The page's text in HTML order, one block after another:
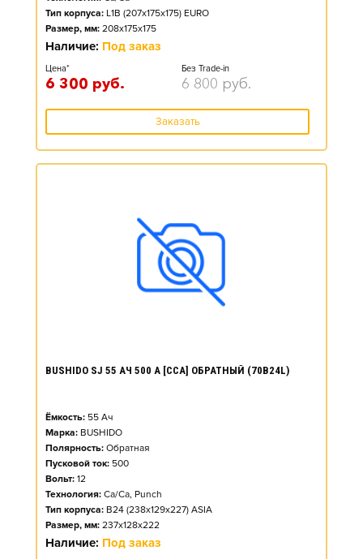
Тип корпуса: L1B (207x175x175) EURO
Размер, мм: 208x175x175
Наличие: Под заказ
Цена*
6 300 руб.
Без Trade-in
6 800 руб.
Заказать
BUSHIDO SJ 55 АЧ 500 А [CCA] ОБРАТНЫЙ (70B24L)
Ёмкость: 55 Ач
Марка: BUSHIDO
Полярность: Обратная
Пусковой ток: 500
Вольт: 12
Технология: Ca/Ca, Punch
Тип корпуса: B24 (238x129x227) ASIA
Размер, мм: 237x128x222
Наличие: Под заказ